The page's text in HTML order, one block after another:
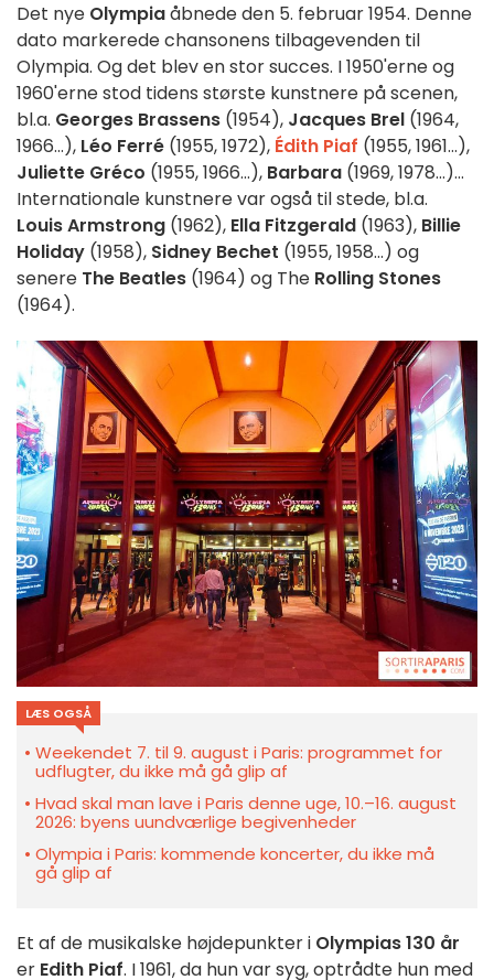
Det nye Olympiaåbnede den 5. februar 1954. Denne
dato markerede chansonens tilbagevenden til
Olympia. Og det blev en stor succes. I 1950'erne og
1960'erne stod tidens største kunstnere på scenen,
bl.a. Georges Brassens (1954), Jacques Brel (1964,
1966...), Léo Ferré (1955, 1972), Édith Piaf (1955, 1961...),
Juliette Gréco (1955, 1966...), Barbara (1969, 1978...)...
Internationale kunstnere var også til stede, bl.a.
Louis Armstrong (1962), Ella Fitzgerald (1963), Billie
Holiday (1958), Sidney Bechet (1955, 1958...) og
senere The Beatles (1964) og The Rolling Stones
(1964).
LÆS OGSÅ
Weekendet 7. til 9. august i Paris: programmet for
udflugter, du ikke må gå glip af
Hvad skal man lave i Paris denne uge, 10.–16. august
2026: byens uundværlige begivenheder
Olympia i Paris: kommende koncerter, du ikke må
gå glip af
Et af de musikalske højdepunkter i Olympias 130 år
er Edith Piaf. I 1961, da hun var syg, optrådte hun med